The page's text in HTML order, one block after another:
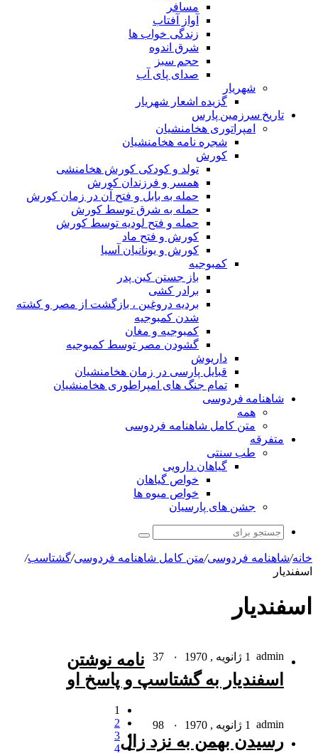
مسافر
آواز آفتاب
زندگی خواب ها
شرق اندوه
حجم سبز
صدای پای آب
شهریار
گزیده اشعار شهریار
تاریخ سرزمین پارس
امپراتوری هخامنشیان
شجره نامه هخامنشیان
کورش
تولد و کودکی کورش هخامنشی
همسر و فرزندان کورش
حمله به بابل و فتح آن در زمان کورش
حمله به شرق توسط کورش
حمله و فتح لودیه توسط کورش
کورش و فتح ماد
کورش و یونانیان آسیا
کمبوجیه
باز جستن کین پدر
برادر کشی
بردیه دروغین ، بازگشت از مصر و کشته
شدن کمبوجیه
کمبوجیه و مغان
گشودن مصر توسط کمبوجیه
داریوش
قبایل پارسی در زمان هخامنشیان
تمام جنگ های امپراطوری هخامنشیان
شاهنامه فردوسی
همه
متن کامل شاهنامه فردوسی
متفرقه
طب سنتی
گیاهان دارویی
خواص گیاهان
خواص میوه ها
جشن های پارسیان
جستجو
برای
خانه/شاهنامه فردوسی/متن کامل شاهنامه فردوسی/گشتاسب/
اسفندیار
اسفندیار
admin 1 ژانویه , 1970 ۰
نامه نوشتن
اسفندیار به گشتاسپ و پاسخ او
admin 1 ژانویه , 1970 ۰
رسیدن بهمن به نزد زال
1
2
3
4